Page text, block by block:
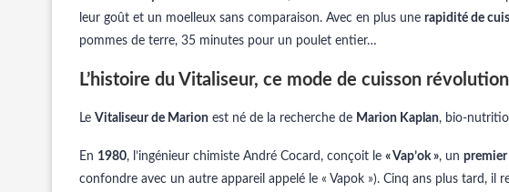
leur goût et un moelleux sans comparaison. Avec en plus une rapidité de
pommes de terre, 35 minutes pour un poulet entier…
L’histoire du Vitaliseur, ce mode de cuisson
Le Vitaliseur de Marion est né de la recherche de Marion Kaplan, bio-
En 1980, l’ingénieur chimiste André Cocard, conçoit le « Vap’ok », un premier
confondre avec un autre appareil appelé le « Vapok »). Cinq ans plus tard, il